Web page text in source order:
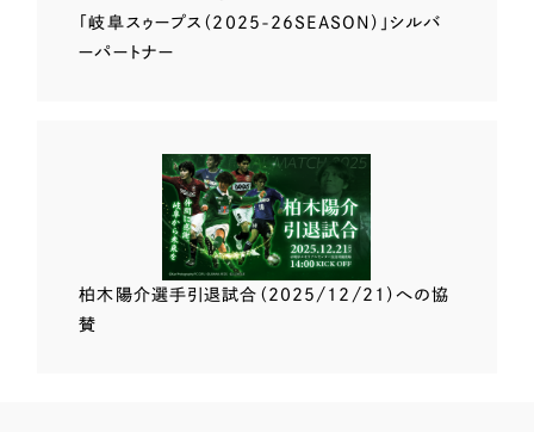
「岐阜スゥープス （2025-26SEASON）」 シルバ
ーパートナー
柏木陽介選手引退試合（2025/12/21）への協
賛